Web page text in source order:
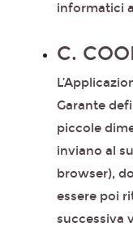
informatici
C.
Garante
piccole
inviano al
browser),
essere poi
successiva